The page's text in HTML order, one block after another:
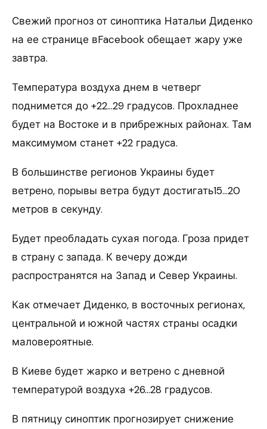
Свежий прогноз от синоптика Натальи Диденко
на ее странице вFacebook обещает жару уже
завтра.
Температура воздуха днем в четверг
поднимется до +22…29 градусов. Прохладнее
будет на Востоке и в прибрежных районах. Там
максимумом станет +22 градуса.
В большинстве регионов Украины будет
ветрено, порывы ветра будут достигать15…20
метров в секунду.
Будет преобладать сухая погода. Гроза придет
в страну с запада. К вечеру дожди
распространятся на Запад и Север Украины.
Как отмечает Диденко, в восточных регионах,
центральной и южной частях страны осадки
маловероятные.
В Киеве будет жарко и ветрено с дневной
температурой воздуха +26…28 градусов.
В пятницу синоптик прогнозирует снижение